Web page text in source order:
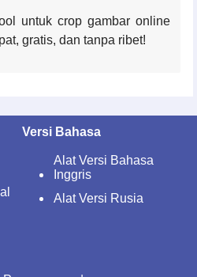
untuk crop gambar online
gratis, dan tanpa ribet!
Versi Bahasa
Alat Versi Bahasa
Inggris
Alat Versi Rusia